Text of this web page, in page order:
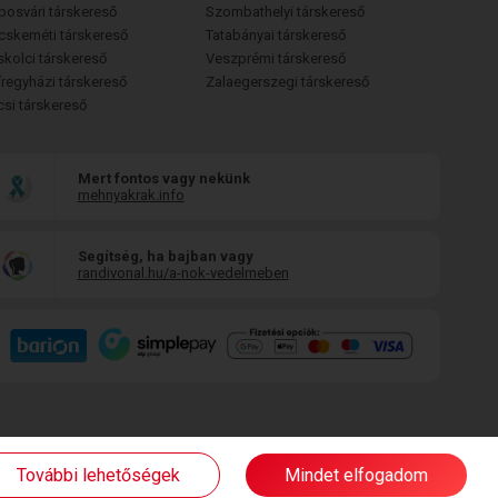
társkereső
társkereső
társkereső
társkereső
társkereső
Szombathelyi társkereső
Tatabányai társkereső
Veszprémi társkereső
Zalaegerszegi társkereső
Mert fontos vagy nekünk
mehnyakrak.info
Segítség, ha bajban vagy
randivonal.hu/a-nok-vedelmeben
További lehetőségek Mindet elfogadom